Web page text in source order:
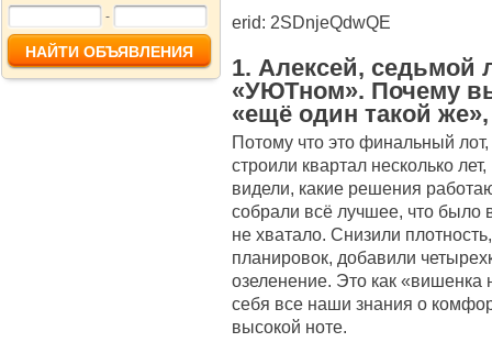
- erid: 2SDnjeQdwQE
1. Алексей, седьмой
«УЮТном». Почему
«ещё один такой
Потому что это финальный
строили квартал несколько
видели, какие решения
собрали всё лучшее, что было
не хватало. Снизили
планировок, добавили
озеленение. Это как «вишенка
себя все наши знания о
высокой ноте.